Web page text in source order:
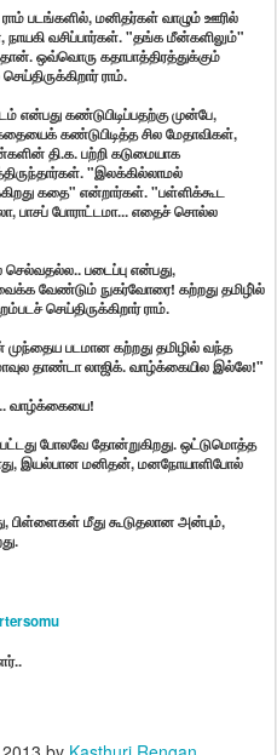
படங்களில், மனிதர்கள் வாழும் ஊரில்
நாயகி வசிப்பார்கள். "தங்க மீன்களிலும்"
ஒவ்வொரு கதாபாத்திரத்துக்கும்
ராம்.
என்பது கண்டுபிடிப்பதற்கு முன்பே,
கண்டுபிடித்த சில மேதாவிகள்,
தி.க. பற்றி கடுமையாக
"இலக்கில்லாமல்
கதை" என்றார்கள். "பள்ளிக்கூட
பாசப் போராட்டமா... எதைச் சொல்ல
செல்வதல்ல.. படைப்பு என்பது,
வேண்டும் நுகர்வோரை! கற்றது தமிழி்ல்
செய்திருக்கிறார் ராம்.
முந்தைய படமான கற்றது தமிழில் வந்த
தாண்டா லாஜிக். வாழ்க்கையில இல்லே!"
வாழ்க்கையை!
போலவே தோன்றுகிறது. ஒட்டுமொத்த
இயல்பான மனிதன், மனநோயாளிபோல்
பிள்ளைகள் மீது கூடுதலான அன்பும்,